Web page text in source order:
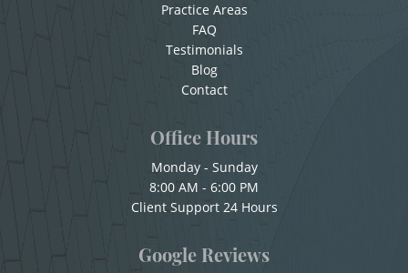
Annoying or Molesting a Child Under
Child Pornography
Forcible Sexual Penetration
Cuarta Ofensa De DUI
Child Endangerment
Child Pornography
Practice Areas
FAQ
Testimonials
Blog
Contact
Office Hours
Monday - Sunday
8:00 AM - 6:00 PM
Client Support 24 Hours
Google Reviews